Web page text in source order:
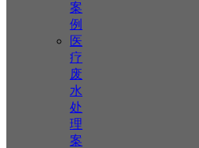
案
例
医
疗
废
水
处
理
案